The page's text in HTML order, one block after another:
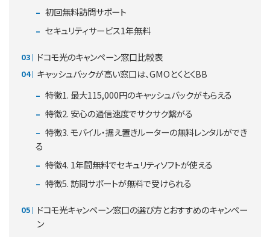
初回無料訪問サポート
セキュリティサービス1年無料
ドコモ光のキャンペーン窓口比較表
キャッシュバックが高い窓口は、GMOとくとくBB
特徴1. 最大115,000円のキャッシュバックがもらえる
特徴2. 安心の通信速度でサクサク繋がる
特徴3. モバイル・据え置きルーターの無料レンタルができ
る
特徴4. 1年間無料でセキュリティソフトが使える
特徴5. 訪問サポートが無料で受けられる
ドコモ光キャンペーン窓口の選び方とおすすめのキャンペー
ン